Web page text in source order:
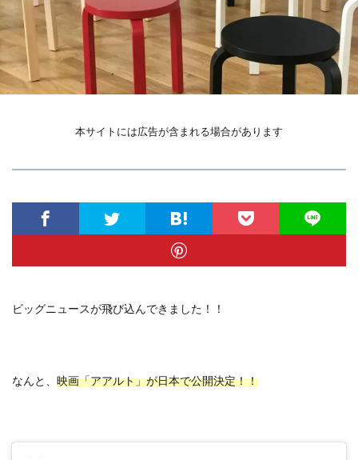
本サイトには広告が含まれる場合があります
ビッグニュースが飛び込んできました！！
なんと、 映画「アアルト」が日本で公開決定！！